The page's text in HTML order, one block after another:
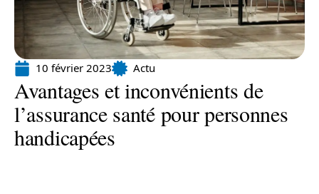
10 février 2023 Actu
Avantages et inconvénients de
l’assurance santé pour personnes
handicapées